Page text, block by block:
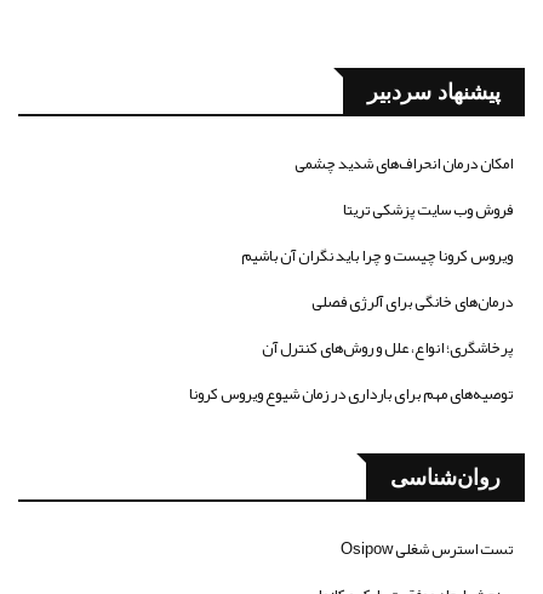
پیشنهاد سردبیر
امکان درمان انحراف‌های شدید چشمی
فروش وب سایت پزشکی تریتا
ویروس کرونا چیست و چرا باید نگران آن باشیم
درمان‌های خانگی برای آلرژی فصلی
پرخاشگری؛ انواع، علل و روش‌های کنترل آن
توصیه‌های مهم برای بارداری در زمان شیوع ویروس کرونا
روان‌شناسی
تست استرس شغلی Osipow